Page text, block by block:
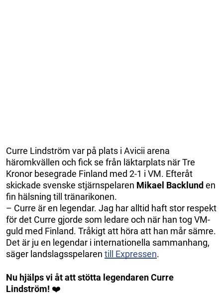
Curre Lindström var på plats i Avicii arena
häromkvällen och fick se från läktarplats när Tre
Kronor besegrade Finland med 2-1 i VM. Efteråt
skickade svenske stjärnspelaren Mikael Backlund en
fin hälsning till tränarikonen.
– Curre är en legendar. Jag har alltid haft stor respekt
för det Curre gjorde som ledare och när han tog VM-
guld med Finland. Tråkigt att höra att han mår sämre.
Det är ju en legendar i internationella sammanhang,
säger landslagsspelaren till Expressen.
Nu hjälps vi åt att stötta legendaren Curre
Lindström! ❤️